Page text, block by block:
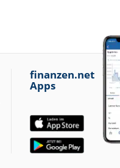
finanzen.net
Apps